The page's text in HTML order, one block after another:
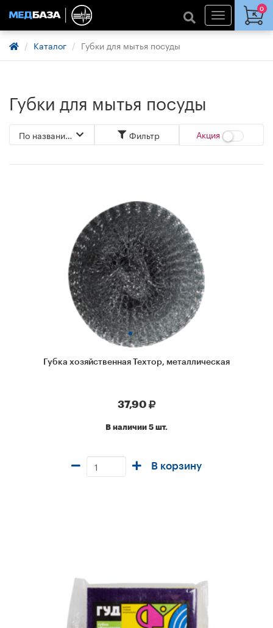
0
Каталог Губки для мытья посуды
Губки для мытья посуды
По названию А->Я Фильтр Акция
Губка хозяйственная Техтор, металлическая
37,90
В наличии 5 шт.
В корзину